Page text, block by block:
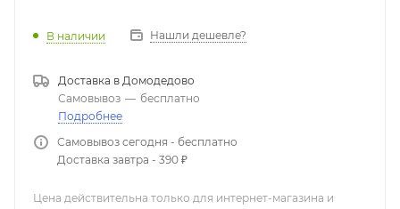
В наличии Нашли дешевле?
Доставка в Домодедово
Самовывоз — бесплатно
Подробнее
Самовывоз сегодня - бесплатно
Доставка завтра - 390 ₽
Цена действительна только для интернет-магазина и